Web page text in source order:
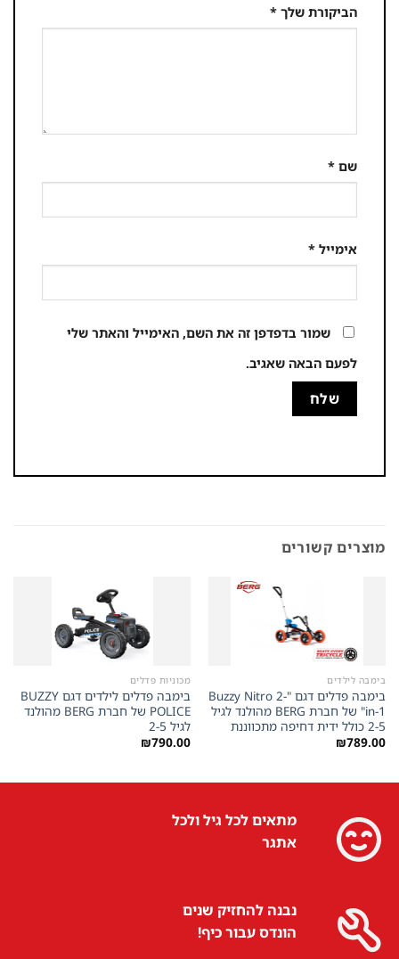
הביקורת שלך *
שם *
אימייל *
שמור בדפדפן זה את השם, האימייל והאתר שלי
לפעם הבאה שאגיב.
מוצרים קשורים
בימבה לילדים
בימבה פדלים דגם "Buzzy Nitro 2-
in-1" של חברת BERG מהולנד לגיל
2-5 כולל ידית דחיפה מתכווננת
₪789.00
מכוניות פדלים
בימבה פדלים לילדים דגם BUZZY
POLICE של חברת BERG מהולנד
לגיל 2-5
₪790.00
מתאים לכל גיל ולכל
אתגר
נבנה להחזיק שנים
הונדס עבור כיף!